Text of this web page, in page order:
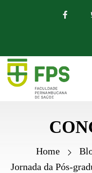
Home
Jornada da Pós-